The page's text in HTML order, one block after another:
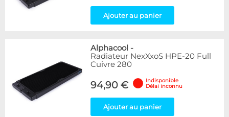
Ajouter au panier
Alphacool -
Radiateur NexXxoS HPE-20 Full
Cuivre 280
94,90 €
Indisponible
Délai inconnu
Ajouter au panier